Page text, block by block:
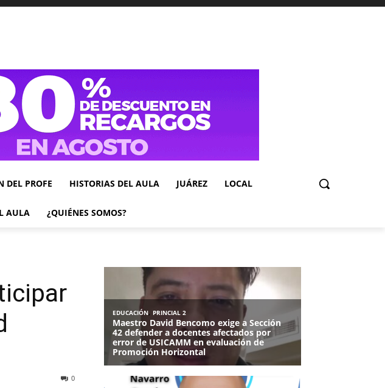
DEL PROFE HISTORIAS DEL AULA JUÁREZ LOCAL
AULA ¿QUIÉNES SOMOS?
0